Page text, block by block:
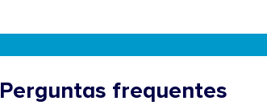
Perguntas frequentes